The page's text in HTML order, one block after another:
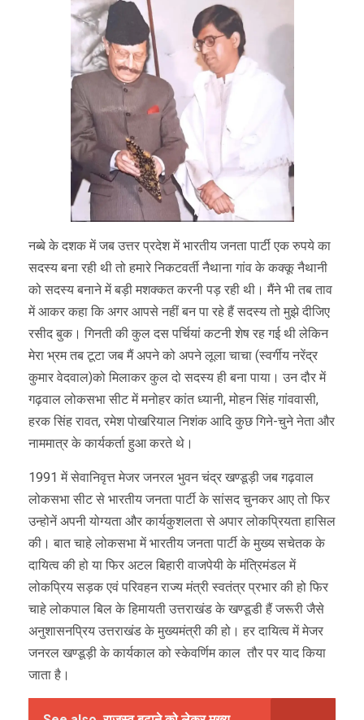
नब्बे के दशक में जब उत्तर प्रदेश में भारतीय जनता पार्टी एक रुपये का
सदस्य बना रही थी तो हमारे निकटवर्ती नैथाना गांव के कक्कू नैथानी
को सदस्य बनाने में बड़ी मशक्कत करनी पड़ रही थी। मैंने भी तब ताव
में आकर कहा कि अगर आपसे नहीं बन पा रहे हैं सदस्य तो मुझे दीजिए
रसीद बुक। गिनती की कुल दस पर्चियां कटनी शेष रह गई थी लेकिन
मेरा भ्रम तब टूटा जब मैं अपने को अपने लूला चाचा (स्वर्गीय नरेंद्र
कुमार वेदवाल)को मिलाकर कुल दो सदस्य ही बना पाया। उन दौर में
गढ़वाल लोकसभा सीट में मनोहर कांत ध्यानी, मोहन सिंह गांववासी,
हरक सिंह रावत, रमेश पोखरियाल निशंक आदि कुछ गिने-चुने नेता और
नाममात्र के कार्यकर्ता हुआ करते थे।
1991 में सेवानिवृत्त मेजर जनरल भुवन चंद्र खण्डूड़ी जब गढ़वाल
लोकसभा सीट से भारतीय जनता पार्टी के सांसद चुनकर आए तो फिर
उन्होनें अपनी योग्यता और कार्यकुशलता से अपार लोकप्रियता हासिल
की। बात चाहे लोकसभा में भारतीय जनता पार्टी के मुख्य सचेतक के
दायित्व की हो या फिर अटल बिहारी वाजपेयी के मंत्रिमंडल में
लोकप्रिय सड़क एवं परिवहन राज्य मंत्री स्वतंत्र प्रभार की हो फिर
चाहे लोकपाल बिल के हिमायती उत्तराखंड के खण्डूडी हैं जरूरी जैसे
अनुशासनप्रिय उत्तराखंड के मुख्यमंत्री की हो। हर दायित्व में मेजर
जनरल खण्डूड़ी के कार्यकाल को स्केवर्णिम काल तौर पर याद किया
जाता है।